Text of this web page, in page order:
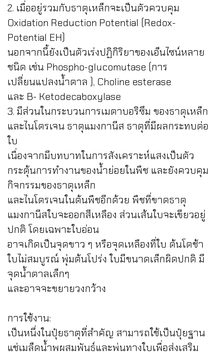
2. เมื่ออยู่รวมกับธาตุเหล็กจะเป็นตัวควบคุม
Oxidation Reduction Potential (Redox-
Potential EH)
นอกจากนี้ยังเป็นตัวเร่งปฏิกิริยาของเอ็นไซน์หลาย
ชนิด เช่น Phospho-glucomutase (การ
เปลี่ยนแปลงน้ำตาล ), Choline esterase
และ B- Ketodecaboxylase
3. มีส่วนในกระบวนการเมตาบอริซึม ของธาตุเหล็ก
และไนโตรเจน ธาตุแมงกานีส ธาตุที่มีผลกระทบต่อ
ใบ
เนื่องจากมีบทบาทในการสังเคราะห์แสงเป็นตัว
กระตุ้นการทำงานของน้ำย่อยในพืช และยังควบคุม
กิจกรรมของธาตุเหล็ก
และไนโตรเจนในต้นพืชอีกด้วย พืชที่ขาดธาตุ
แมงกานีสใบจะออกสีเหลือง ส่วนเส้นใบจะเขียวอยู่
ปกติ โดยเฉพาะใบอ่อน
อาจเกิดเป็นจุดขาว ๆ หรือจุดเหลืองที่ใบ ต้นโตช้า
ใบไม่สมบูรณ์ พุ่มต้นโปร่ง ใบมีขนาดเล็กผิดปกติ มี
จุดน้ำตาลเล็กๆ
และอาจจะขยายวงกว้าง
การใช้งาน:
เป็นหนึ่งในปุ๋ยธาตุที่สำคัญ สามารถใช้เป็นปุ๋ยฐาน
แช่เมล็ดน้ำพุผสมพันธุ์และพ่นทางใบเพื่อส่งเสริม